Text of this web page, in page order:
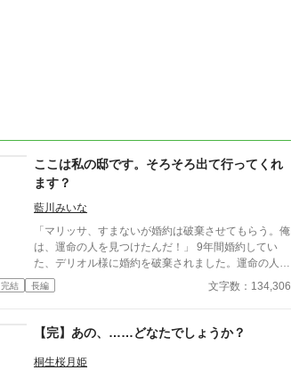
ここは私の邸です。そろそろ出て行ってくれ
ます？
藍川みいな
「マリッサ、すまないが婚約は破棄させてもらう。俺
は、運命の人を見つけたんだ！」 9年間婚約してい
た、デリオル様に婚約を破棄されました。運命の人と
は、私の義妹のロクサーヌのようです。 そもそもデ
リオル様に好意を持っていないので、婚約破棄はかま
ただきますし、借金の全額返済もしていただきます。
それに、あなたが選んだロクサーヌは、令嬢ではあり
ません。 幼い頃に両親を亡くした私は、8歳で侯爵に
完結 長編 文字数：134,306
【完】あの、……どなたでしょうか？
桐生桜月姫